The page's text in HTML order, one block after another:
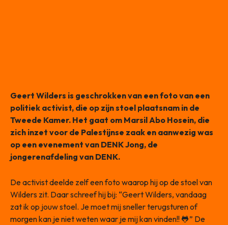
Geert Wilders is geschrokken van een foto van een
politiek activist, die op zijn stoel plaatsnam in de
Tweede Kamer. Het gaat om Marsil Abo Hosein, die
zich inzet voor de Palestijnse zaak en aanwezig was
op een evenement van DENK Jong, de
jongerenafdeling van DENK.
De activist deelde zelf een foto waarop hij op de stoel van
Wilders zit. Daar schreef hij bij: “Geert Wilders, vandaag
zat ik op jouw stoel. Je moet mij sneller terugsturen of
morgen kan je niet weten waar je mij kan vinden!! 🐸” De